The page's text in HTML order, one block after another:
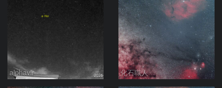
alphavir 化石職人